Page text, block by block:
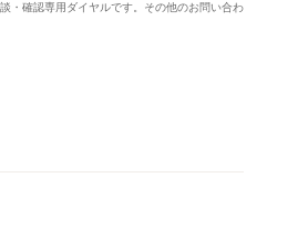
・確認専用ダイヤルです。その他のお問い合わ